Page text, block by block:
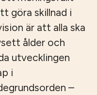
göra skillnad i
är att alla ska
ålder och
utvecklingen
i
–